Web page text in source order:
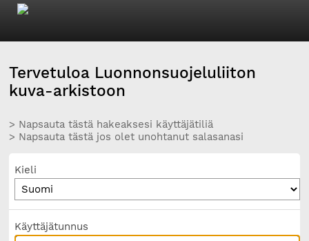
Tervetuloa Luonnonsuojeluliiton
kuva-arkistoon
> Napsauta tästä hakeaksesi käyttäjätiliä
> Napsauta tästä jos olet unohtanut salasanasi
Kieli
Käyttäjätunnus